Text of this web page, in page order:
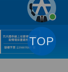
TOP